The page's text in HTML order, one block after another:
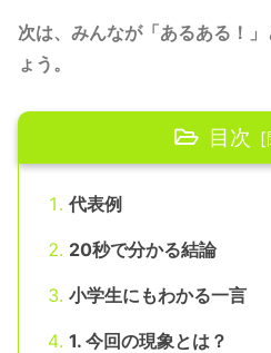
次は、みんなが「あるある！
ょう。
目次
代表例
20秒で分かる結論
小学生にもわかる一言
1. 今回の現象とは？